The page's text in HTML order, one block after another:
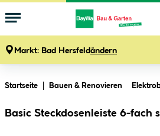
Markt: Bad Hersfeldändern
Startseite Bauen & Renovieren
Basic Steckdosenleiste 6-fach